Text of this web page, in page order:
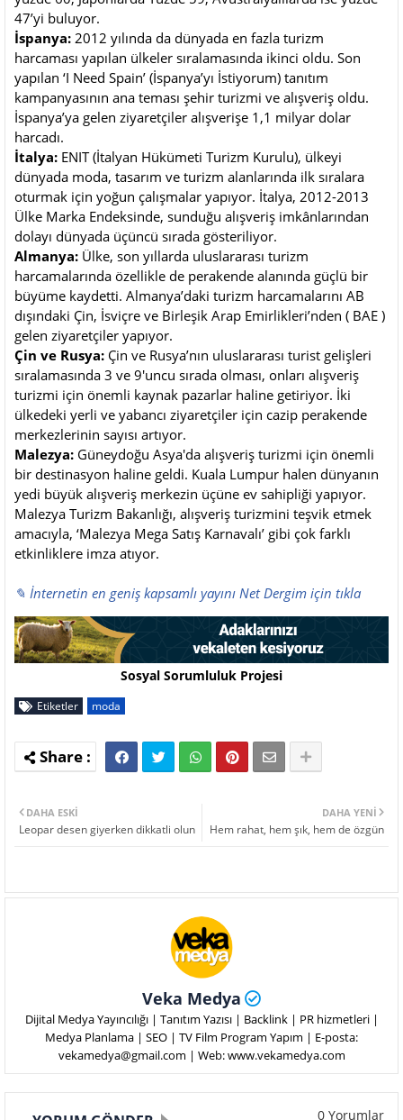
47’yi buluyor.
İspanya: 2012 yılında da dünyada en fazla turizm
harcaması yapılan ülkeler sıralamasında ikinci oldu. Son
yapılan ‘I Need Spain’ (İspanya’yı İstiyorum) tanıtım
kampanyasının ana teması şehir turizmi ve alışveriş oldu.
İspanya’ya gelen ziyaretçiler alışverişe 1,1 milyar dolar
harcadı.
İtalya: ENIT (İtalyan Hükümeti Turizm Kurulu), ülkeyi
dünyada moda, tasarım ve turizm alanlarında ilk sıralara
oturmak için yoğun çalışmalar yapıyor. İtalya, 2012-2013
Ülke Marka Endeksinde, sunduğu alışveriş imkânlarından
dolayı dünyada üçüncü sırada gösteriliyor.
Almanya: Ülke, son yıllarda uluslararası turizm
harcamalarında özellikle de perakende alanında güçlü bir
büyüme kaydetti. Almanya’daki turizm harcamalarını AB
dışındaki Çin, İsviçre ve Birleşik Arap Emirlikleri’nden ( BAE )
gelen ziyaretçiler yapıyor.
Çin ve Rusya: Çin ve Rusya’nın uluslararası turist gelişleri
sıralamasında 3 ve 9'uncu sırada olması, onları alışveriş
turizmi için önemli kaynak pazarlar haline getiriyor. İki
ülkedeki yerli ve yabancı ziyaretçiler için cazip perakende
merkezlerinin sayısı artıyor.
Malezya: Güneydoğu Asya'da alışveriş turizmi için önemli
bir destinasyon haline geldi. Kuala Lumpur halen dünyanın
yedi büyük alışveriş merkezin üçüne ev sahipliği yapıyor.
Malezya Turizm Bakanlığı, alışveriş turizmini teşvik etmek
amacıyla, ‘Malezya Mega Satış Karnavalı’ gibi çok farklı
etkinliklere imza atıyor.
✎ İnternetin en geniş kapsamlı yayını Net Dergim için tıkla
Sosyal Sorumluluk Projesi
Etiketler moda
DAHA YENI
Hem rahat, hem şık, hem de özgün
DAHA ESKI
Leopar desen giyerken dikkatli olun
Veka Medya
Dijital Medya Yayıncılığı | Tanıtım Yazısı | Backlink | PR hizmetleri |
Medya Planlama | SEO | TV Film Program Yapım | E-posta:
vekamedya@gmail.com | Web: www.vekamedya.com
0 Yorumlar